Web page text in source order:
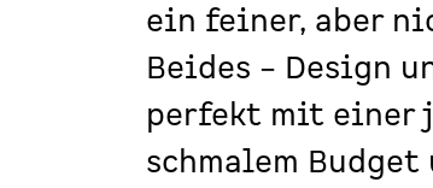
ein feiner, aber
Beides – Design
perfekt mit einer
schmalem